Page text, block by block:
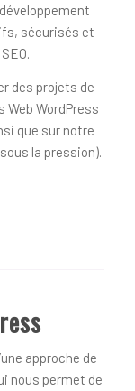
sécurisés et
des projets de
WordPress
que sur notre
la pression).
approche de
nous permet de